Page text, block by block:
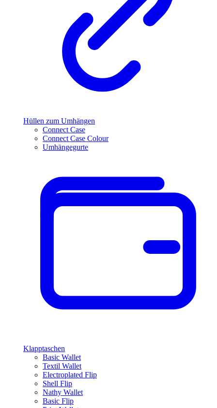
Hüllen zum Umhängen
Connect Case
Connect Case Colour
Umhängegurte
Klapptaschen
Basic Wallet
Textil Wallet
Electroplated Flip
Shell Flip
Nathy Wallet
Basic Flip